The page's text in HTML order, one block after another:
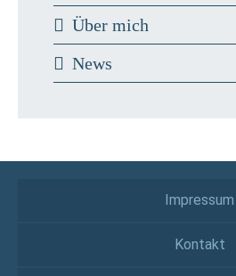
Über mich
News
Impressum
Kontakt